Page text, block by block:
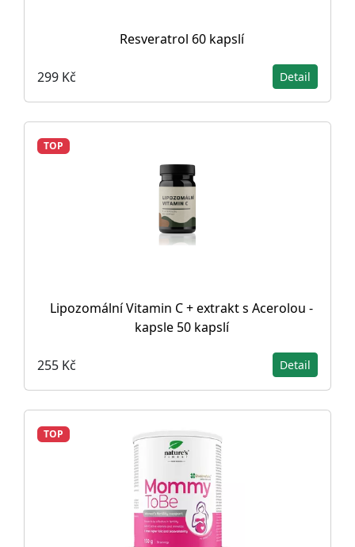
Resveratrol 60 kapslí
299 Kč Detail
TOP
Lipozomální Vitamin C + extrakt s Acerolou -
kapsle 50 kapslí
255 Kč Detail
TOP